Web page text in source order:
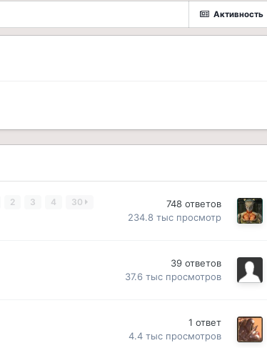
Активность
2 3 4 30 748 ответов
234.8 тыс просмотр
39 ответов
37.6 тыс просмотров
1 ответ
4.4 тыс просмотров